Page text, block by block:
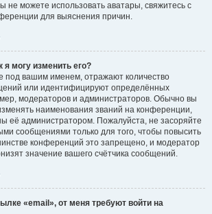
не можете использовать аватары, свяжитесь с
для выяснения причин.
я могу изменить его?
под вашим именем, отражают количество
или идентифицируют определённых
модераторов и администраторов. Обычно вы
наименования званий на конференции,
её администратором. Пожалуйста, не засоряйте
сообщениями только для того, чтобы повысить
конференций это запрещено, и модератор
значение вашего счётчика сообщений.
«email», от меня требуют войти на